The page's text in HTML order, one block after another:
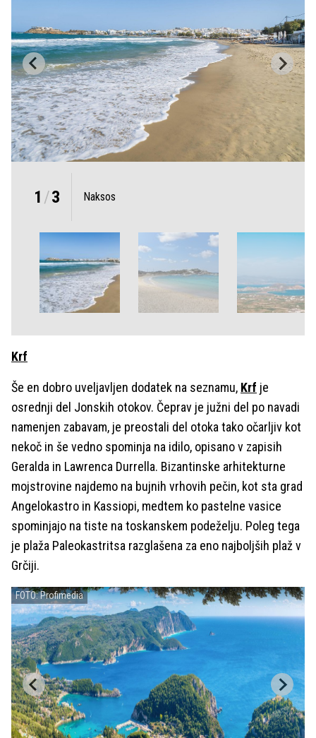
1 /3 Naksos
Krf
Še en dobro uveljavljen dodatek na seznamu, Krf je
osrednji del Jonskih otokov. Čeprav je južni del po navadi
namenjen zabavam, je preostali del otoka tako očarljiv kot
nekoč in še vedno spominja na idilo, opisano v zapisih
Geralda in Lawrenca Durrella. Bizantinske arhitekturne
mojstrovine najdemo na bujnih vrhovih pečin, kot sta grad
Angelokastro in Kassiopi, medtem ko pastelne vasice
spominjajo na tiste na toskanskem podeželju. Poleg tega
je plaža Paleokastritsa razglašena za eno najboljših plaž v
Grčiji.
FOTO: Profimedia